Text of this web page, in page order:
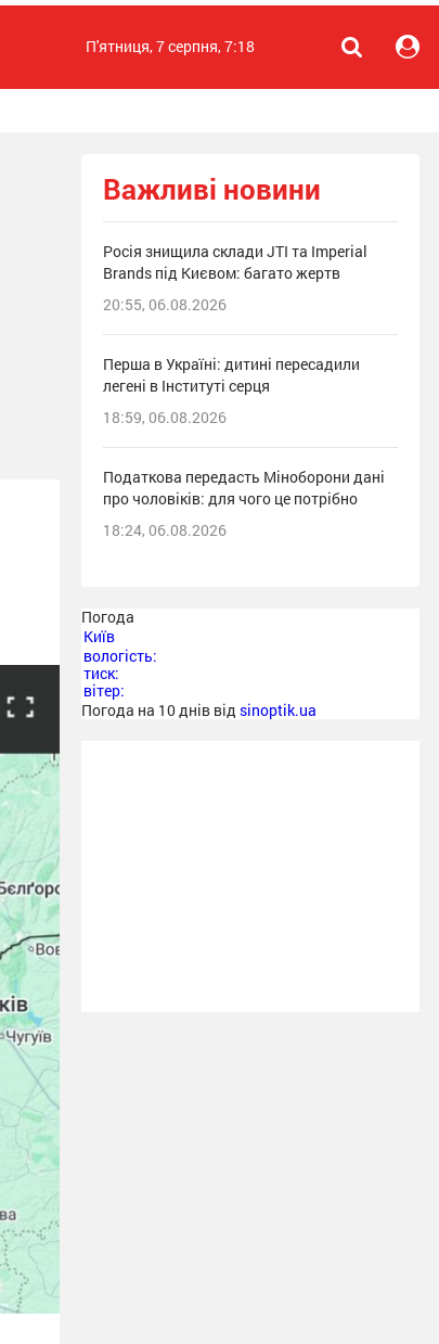
П'ятниця, 7 серпня, 7:18
Важливі новини
Росія знищила склади JTI та Imperial
Brands під Києвом: багато жертв
20:55, 06.08.2026
Перша в Україні: дитині пересадили
легені в Інституті серця
18:59, 06.08.2026
Податкова передасть Міноборони дані
про чоловіків: для чого це потрібно
18:24, 06.08.2026
Погода
Київ
вологість:
тиск:
вітер:
Погода на 10 днів від sinoptik.ua